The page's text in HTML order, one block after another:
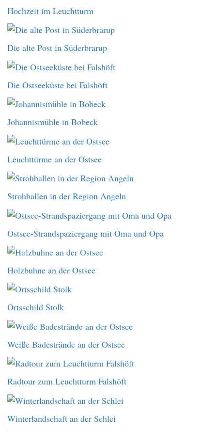
Hochzeit im Leuchtturm
Die alte Post in Süderbrarup
Die Ostseeküste bei Falshöft
Johannismühle in Bobeck
Leuchttürme an der Ostsee
Strohballen in der Region Angeln
Ostsee-Strandspaziergang mit Oma und Opa
Holzbuhne an der Ostsee
Ortsschild Stolk
Weiße Badestrände an der Ostsee
Radtour zum Leuchtturm Falshöft
Winterlandschaft an der Schlei